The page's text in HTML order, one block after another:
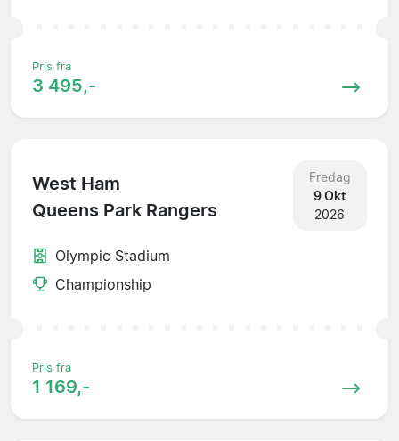
Pris fra
3 495,-
West Ham
Queens Park Rangers
Fredag
9 Okt
2026
Olympic Stadium
Championship
Pris fra
1 169,-